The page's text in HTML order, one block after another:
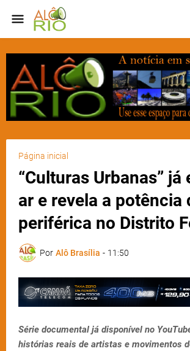
Página inicial
“Culturas Urbanas” já
ar e revela a potência
periférica no Distrito
Por Alô Brasília - 11:50
Série documental já disponível no
histórias reais de artistas e movimentos